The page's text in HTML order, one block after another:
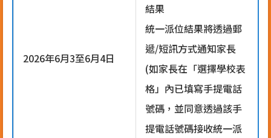
2026年6月3至6月4日
結果
統一派位結果將透過郵
遞/短訊方式通知家長
(如家長在「選擇學校表
格」內已填寫手提電話
號碼，並同意透過該手
提電話號碼接收統一派